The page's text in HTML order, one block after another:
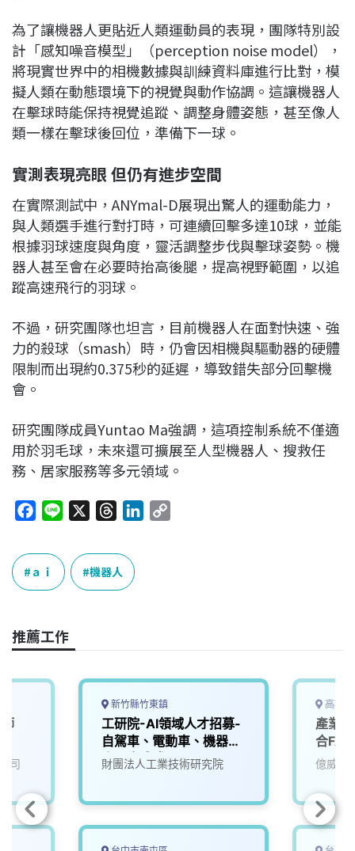
為了讓機器人更貼近人類運動員的表現，團隊特別設
計「感知噪音模型」（perception noise model），
將現實世界中的相機數據與訓練資料庫進行比對，模
擬人類在動態環境下的視覺與動作協調。這讓機器人
在擊球時能保持視覺追蹤、調整身體姿態，甚至像人
類一樣在擊球後回位，準備下一球。
實測表現亮眼 但仍有進步空間
在實際測試中，ANYmal-D展現出驚人的運動能力，
與人類選手進行對打時，可連續回擊多達10球，並能
根據羽球速度與角度，靈活調整步伐與擊球姿勢。機
器人甚至會在必要時抬高後腿，提高視野範圍，以追
蹤高速飛行的羽球。
不過，研究團隊也坦言，目前機器人在面對快速、強
力的殺球（smash）時，仍會因相機與驅動器的硬體
限制而出現約0.375秒的延遲，導致錯失部分回擊機
會。
研究團隊成員Yuntao Ma強調，這項控制系統不僅適
用於羽毛球，未來還可擴展至人型機器人、搜救任
務、居家服務等多元領域。
c
e
b
o
k
e
r
e
a
n
k
ａｉ 機器人
推薦工作
司
新竹縣竹東鎮
工研院-AI領域人才招募-
自駕車、電動車、機器
人、生成式AI
財團法人工業技術研究院
高雄
產業
合
億威電